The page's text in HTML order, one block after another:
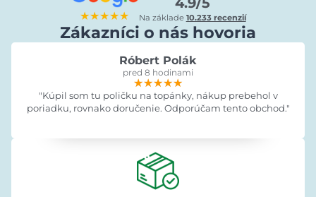
★★★★★ Na základe 10.233 recenzií
Zákazníci o nás hovoria
Róbert Polák
pred 8 hodinami
★★★★★
★★★★★
★★★★★
"Kúpil som tu poličku na topánky, nákup prebehol v
poriadku, rovnako doručenie. Odporúčam tento obchod."